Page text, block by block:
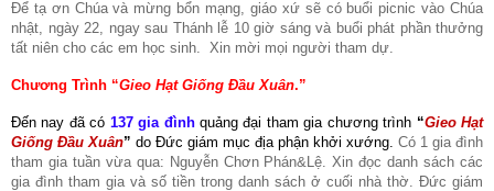
Để tạ ơn Chúa và mừng bổn mạng, giáo xứ sẽ có buổi picnic vào Chúa
nhật, ngày 22, ngay sau Thánh lễ 10 giờ sáng và buổi phát phần thưởng
tất niên cho các em học sinh. Xin mời mọi người tham dự.
Chương Trình “Gieo Hạt Giống Đầu Xuân.”
Đến nay đã có 137 gia đìnhquảng đại tham gia chương trình “Gieo Hạt
Giống Đầu Xuân” do Đức giám mục địa phận khởi xướng. Có 1 gia đình
tham gia tuần vừa qua: Nguyễn Chơn Phán&Lệ. Xin đọc danh sách các
gia đình tham gia và số tiền trong danh sách ở cuối nhà thờ. Đức giám